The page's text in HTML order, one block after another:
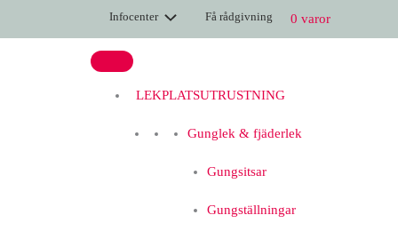
Infocenter Få rådgivning 0 varor
LEKPLATSUTRUSTNING
Gunglek & fjäderlek
Gungsitsar
Gungställningar